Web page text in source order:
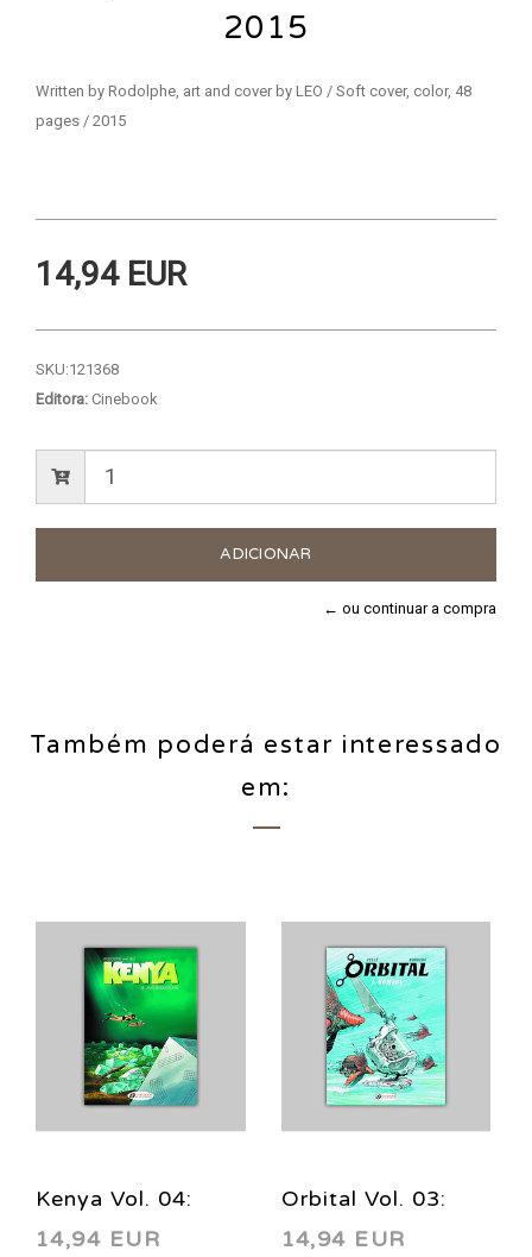
2015
Written by Rodolphe, art and cover by LEO / Soft cover, color, 48
pages / 2015
14,94 EUR
SKU:121368
Editora: Cinebook
← ou continuar a compra
Também poderá estar interessado
em:
Kenya Vol. 04:
Interventions 2015
14,94 EUR
Orbital Vol. 03:
Nomads 2013
14,94 EUR